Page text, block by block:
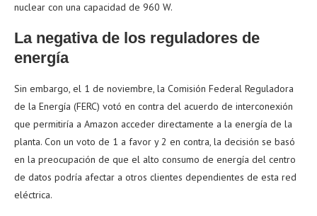
nuclear con una capacidad de 960 W.
La negativa de los reguladores de
energía
Sin embargo, el 1 de noviembre, la Comisión Federal Reguladora
de la Energía (FERC) votó en contra del acuerdo de interconexión
que permitiría a Amazon acceder directamente a la energía de la
planta. Con un voto de 1 a favor y 2 en contra, la decisión se basó
en la preocupación de que el alto consumo de energía del centro
de datos podría afectar a otros clientes dependientes de esta red
eléctrica.